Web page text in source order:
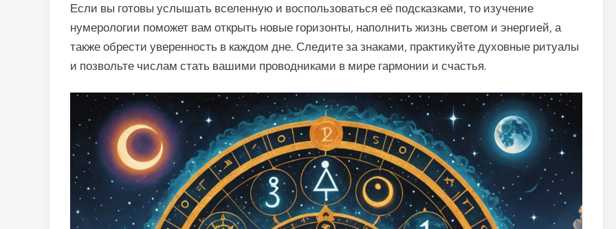
Если вы готовы услышать вселенную и воспользоваться её подсказками, то изучение
нумерологии поможет вам открыть новые горизонты, наполнить жизнь светом и энергией, а
также обрести уверенность в каждом дне. Следите за знаками, практикуйте духовные ритуалы
и позвольте числам стать вашими проводниками в мире гармонии и счастья.